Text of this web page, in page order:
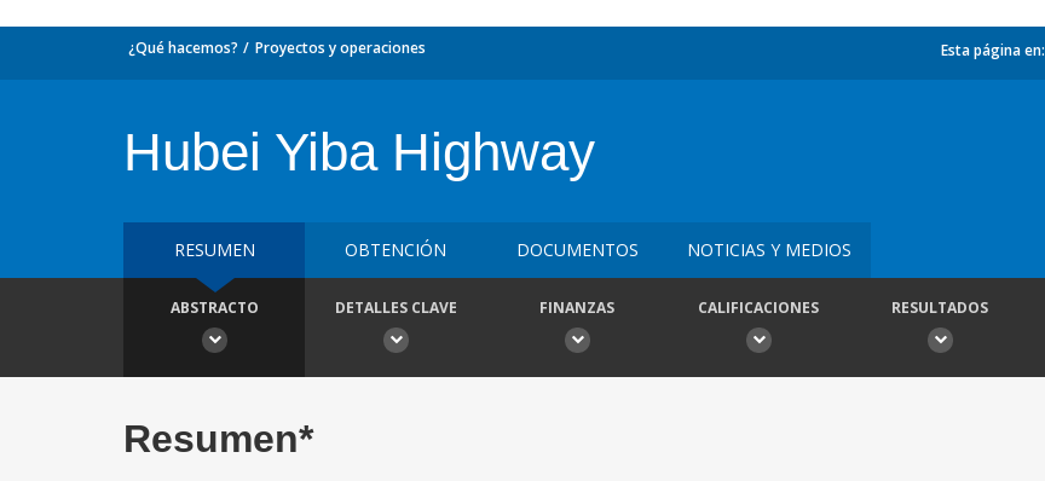
¿Qué hacemos? Proyectos y operaciones Esta página en:
Hubei Yiba Highway
RESUMEN OBTENCIÓN DOCUMENTOS NOTICIAS Y MEDIOS
ABSTRACTO DETALLES CLAVE FINANZAS CALIFICACIONES RESULTADOS
Resumen*